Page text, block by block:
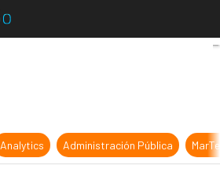
Microsoft acelera la carrera
Analytics Administración Pública